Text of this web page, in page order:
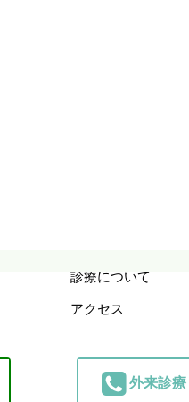
診療について
アクセス
外来診療